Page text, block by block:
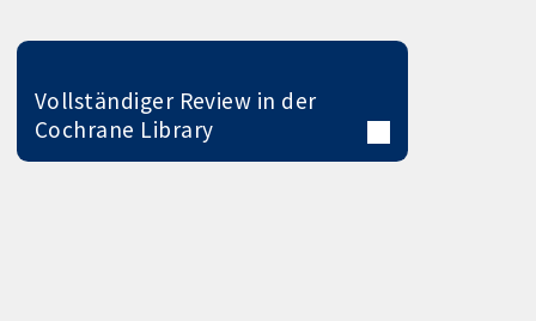
Vollständiger Review in der
Cochrane Library